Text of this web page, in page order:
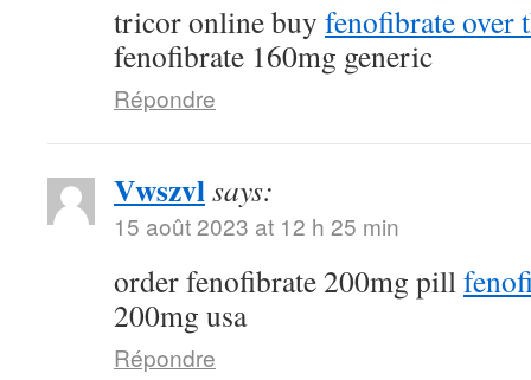
tricor online buy fenofibrate over
fenofibrate 160mg generic
Répondre
Vwszvlsays:
15 août 2023 at 12 h 25 min
order fenofibrate 200mg pill
200mg usa
Répondre